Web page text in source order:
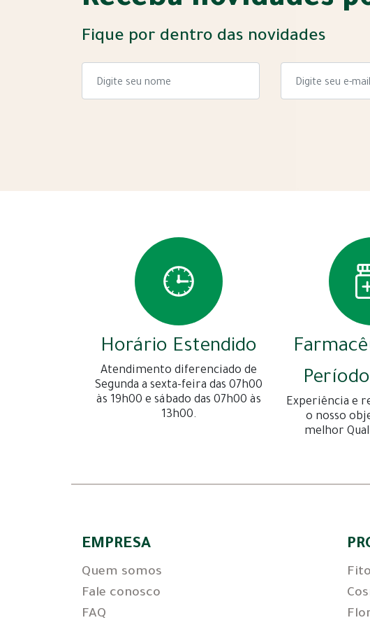
Fique por dentro das novidades
Horário Estendido
Atendimento diferenciado de
Segunda a sexta-feira das 07h00
às 19h00 e sábado das 07h00 às
13h00.
Experiência e
o nosso
melhor
EMPRESA
Quem somos
Fale conosco
FAQ